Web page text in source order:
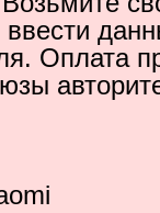
ввести
Оплата